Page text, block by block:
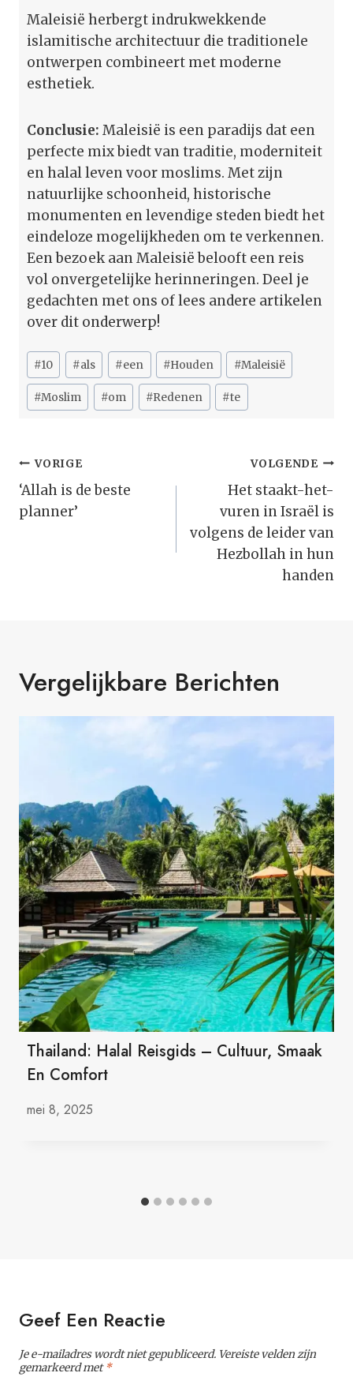
Maleisië herbergt indrukwekkende
islamitische architectuur die traditionele
ontwerpen combineert met moderne
esthetiek.
Conclusie: Maleisië is een paradijs dat een
perfecte mix biedt van traditie, moderniteit
en halal leven voor moslims. Met zijn
natuurlijke schoonheid, historische
monumenten en levendige steden biedt het
eindeloze mogelijkheden om te verkennen.
Een bezoek aan Maleisië belooft een reis
vol onvergetelijke herinneringen. Deel je
gedachten met ons of lees andere artikelen
over dit onderwerp!
Bericht
tags:
#10 #als #een #Houden #Maleisië
#Moslim #om #Redenen #te
Bericht
Navigatie
VORIGE
‘Allah is de beste
planner’
VOLGENDE
Het staakt-het-
vuren in Israël is
volgens de leider van
Hezbollah in hun
handen
Vergelijkbare Berichten
Thailand: Halal Reisgids – Cultuur, Smaak
En Comfort
mei 8, 2025
Geef Een Reactie
Je e-mailadres wordt niet gepubliceerd. Vereiste velden zijn
gemarkeerd met*